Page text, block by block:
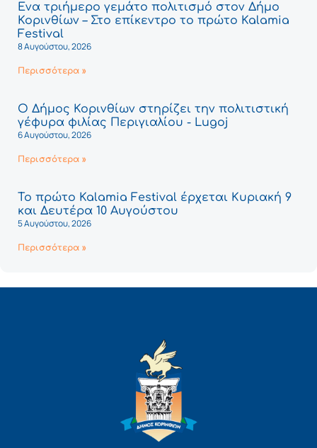
Ένα τριήμερο γεμάτο πολιτισμό στον Δήμο
Κορινθίων – Στο επίκεντρο το πρώτο Kalamia
Festival
8 Αυγούστου, 2026
Περισσότερα »
Ο Δήμος Κορινθίων στηρίζει την πολιτιστική
γέφυρα φιλίας Περιγιαλίου - Lugoj
6 Αυγούστου, 2026
Περισσότερα »
Το πρώτο Kalamia Festival έρχεται Κυριακή 9
και Δευτέρα 10 Αυγούστου
5 Αυγούστου, 2026
Περισσότερα »